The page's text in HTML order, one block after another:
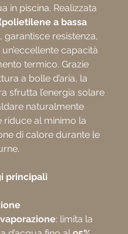
in piscina. Realizzata
a bassa
, garantisce resistenza,
capacità
termico. Grazie
a bolle d’aria, la
sfrutta l’energia solare
naturalmente
riduce al minimo la
di calore durante le
principali
: limita la